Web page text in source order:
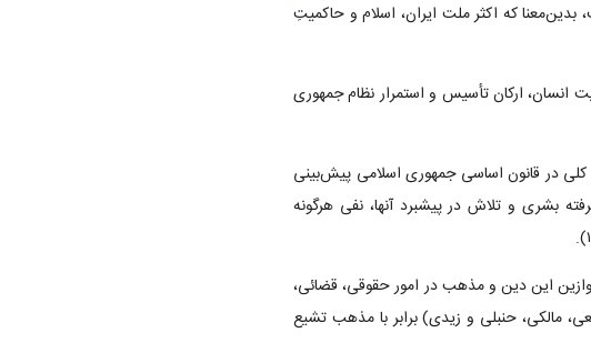
که اکثر ملت ایران‌، اسلام و حاکمیتِ
انسان‌، ارکان تأسیس و استمرار نظام جمهوری
در قانون اساسی جمهوری اسلامی پیش‌بینی
بشری و تلاش در پیشبرد آنها، نفی هرگونه
این دین و مذهب در امور حقوقی‌، قضائی‌،
مالکی‌، حنبلی و زیدی‌) برابر با مذهب تشیع